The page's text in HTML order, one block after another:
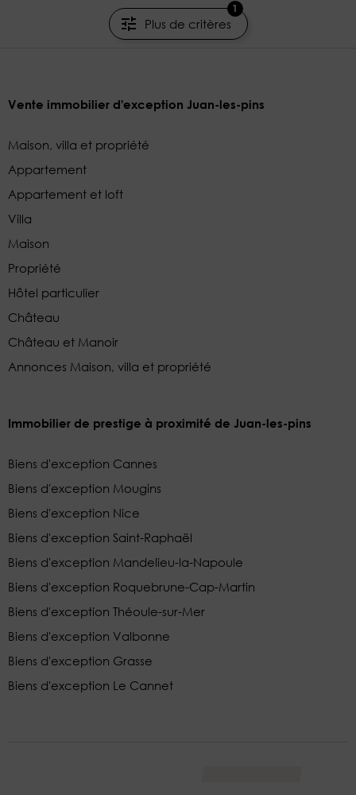
Plus de critères
1
Vente immobilier d'exception Juan-les-pins
Maison, villa et propriété
Appartement
Appartement et loft
Villa
Maison
Propriété
Hôtel particulier
Château
Château et Manoir
Annonces Maison, villa et propriété
Immobilier de prestige à proximité de Juan-les-pins
Biens d'exception Cannes
Biens d'exception Mougins
Biens d'exception Nice
Biens d'exception Saint-Raphaël
Biens d'exception Mandelieu-la-Napoule
Biens d'exception Roquebrune-Cap-Martin
Biens d'exception Théoule-sur-Mer
Biens d'exception Valbonne
Biens d'exception Grasse
Biens d'exception Le Cannet